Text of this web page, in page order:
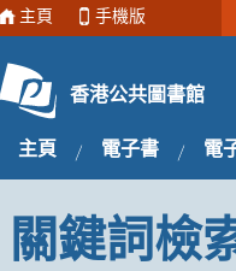
主頁 手機版
香港公共圖書館
主頁 電子書 電
關鍵詞檢